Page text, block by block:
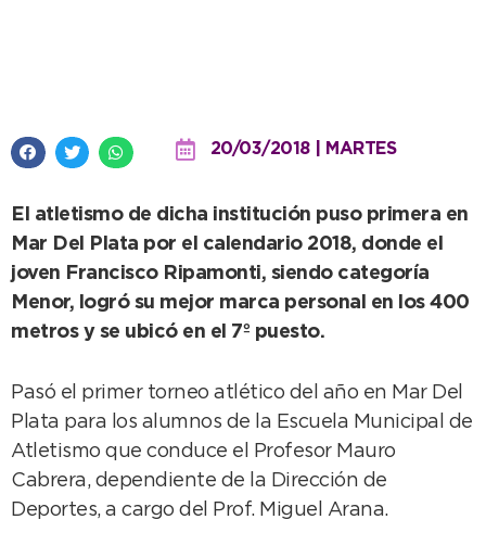
20/03/2018 | MARTES
El atletismo de dicha institución puso primera en
Mar Del Plata por el calendario 2018, donde el
joven Francisco Ripamonti, siendo categoría
Menor, logró su mejor marca personal en los 400
metros y se ubicó en el 7º puesto.
Pasó el primer torneo atlético del año en Mar Del
Plata para los alumnos de la Escuela Municipal de
Atletismo que conduce el Profesor Mauro
Cabrera, dependiente de la Dirección de
Deportes, a cargo del Prof. Miguel Arana.